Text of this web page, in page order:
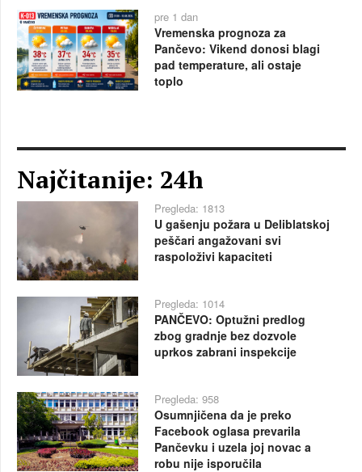
pre 1 dan
Vremenska prognoza za
Pančevo: Vikend donosi blagi
pad temperature, ali ostaje
toplo
Najčitanije: 24h
Pregleda: 1813
U gašenju požara u Deliblatskoj
peščari angažovani svi
raspoloživi kapaciteti
Pregleda: 1014
PANČEVO: Optužni predlog
zbog gradnje bez dozvole
uprkos zabrani inspekcije
Pregleda: 958
Osumnjičena da je preko
Facebook oglasa prevarila
Pančevku i uzela joj novac a
robu nije isporučila